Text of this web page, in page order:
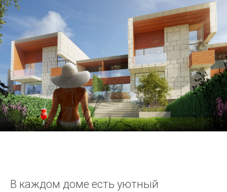
В каждом доме есть уютный